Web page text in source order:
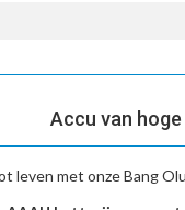
Accu van
leven met onzeBang